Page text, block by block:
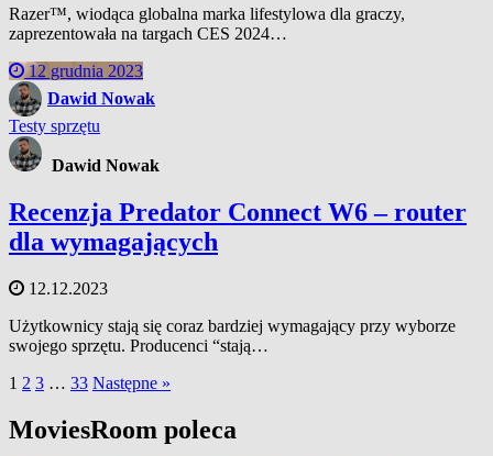
Razer™, wiodąca globalna marka lifestylowa dla graczy,
zaprezentowała na targach CES 2024…
12 grudnia 2023
Dawid Nowak
Testy sprzętu
Dawid Nowak
Recenzja Predator Connect W6 – router
dla wymagających
12.12.2023
Użytkownicy stają się coraz bardziej wymagający przy wyborze
swojego sprzętu. Producenci “stają…
1 2 3 … 33 Następne »
MoviesRoom poleca